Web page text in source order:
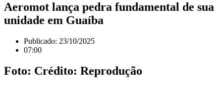
Aeromot lança pedra fundamental de sua
unidade em Guaíba
Publicado: 23/10/2025
07:00
Foto: Crédito: Reprodução